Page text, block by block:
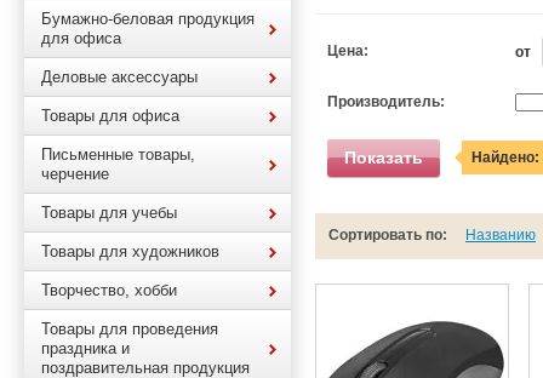
Бумажно-беловая продукция
для офиса
Деловые аксессуары
Товары для офиса
Письменные товары,
черчение
Товары для учебы
Товары для художников
Творчество, хобби
Товары для проведения
праздника и
поздравительная продукция
Цена: от
Производитель:
Показать Найдено:
Сортировать по: Названию